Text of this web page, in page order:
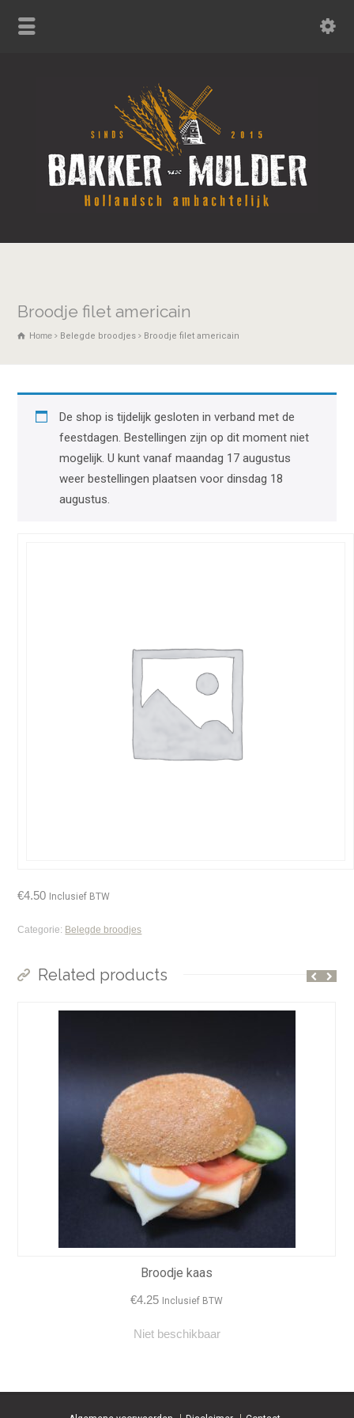
Broodje filet americain
Home Belegde broodjes Broodje filet americain
De shop is tijdelijk gesloten in verband met de
feestdagen. Bestellingen zijn op dit moment niet
mogelijk. U kunt vanaf maandag 17 augustus
weer bestellingen plaatsen voor dinsdag 18
augustus.
€4.50 Inclusief BTW
Categorie: Belegde broodjes
Related products
Broodje kaas
€4.25 Inclusief BTW
Niet beschikbaar